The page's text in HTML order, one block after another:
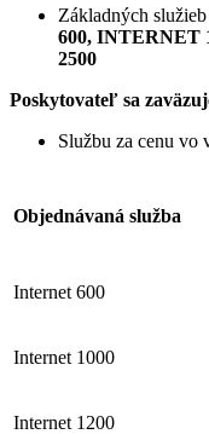
Základných
600, INTERNET
2500
Poskytovateľ sa
Službu za cenu
Objednávaná služba
Internet 600
Internet 1000
Internet 1200